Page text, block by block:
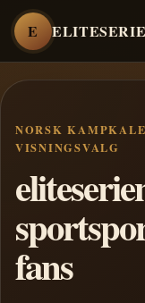
E
NORSK
VISNINGSVALG
fans